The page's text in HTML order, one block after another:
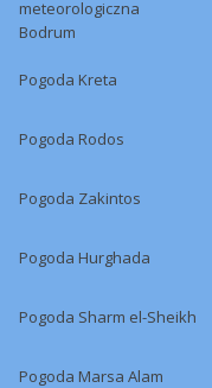
meteorologiczna
Bodrum
Pogoda Kreta
Pogoda Rodos
Pogoda Zakintos
Pogoda Hurghada
Pogoda Sharm el-Sheikh
Pogoda Marsa Alam